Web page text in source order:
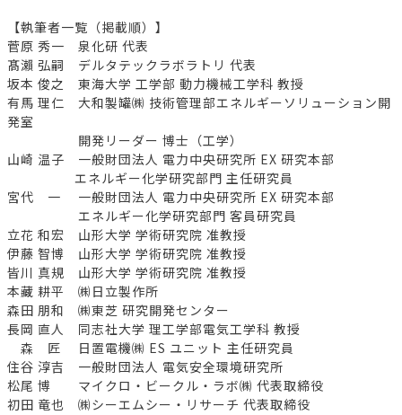
【執筆者一覧（掲載順）】
菅原 秀一 泉化研 代表
髙瀨 弘嗣 デルタテックラボラトリ 代表
坂本 俊之 東海大学 工学部 動力機械工学科 教授
有馬 理仁 大和製罐㈱ 技術管理部エネルギーソリューション開
発室
開発リーダー 博士（工学）
山崎 温子 一般財団法人 電力中央研究所 EX 研究本部
エネルギー化学研究部門 主任研究員
宮代 一 一般財団法人 電力中央研究所 EX 研究本部
エネルギー化学研究部門 客員研究員
立花 和宏 山形大学 学術研究院 准教授
伊藤 智博 山形大学 学術研究院 准教授
皆川 真規 山形大学 学術研究院 准教授
本藏 耕平 ㈱日立製作所
森田 朋和 ㈱東芝 研究開発センター
長岡 直人 同志社大学 理工学部電気工学科 教授
森 匠 日置電機㈱ ES ユニット 主任研究員
住谷 淳吉 一般財団法人 電気安全環境研究所
松尾 博 マイクロ・ビークル・ラボ㈱ 代表取締役
初田 竜也 ㈱シーエムシー・リサーチ 代表取締役